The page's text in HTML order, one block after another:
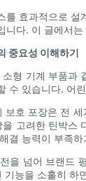
를 효과적으로
니다. 이 글에서
중요성 이해하기
형 기계 부품과
수 있습니다. 어
보호 포장은 전
고려한 틴박스
결 능력이 부족
을 넘어 브랜드
기능을 소홀히 하